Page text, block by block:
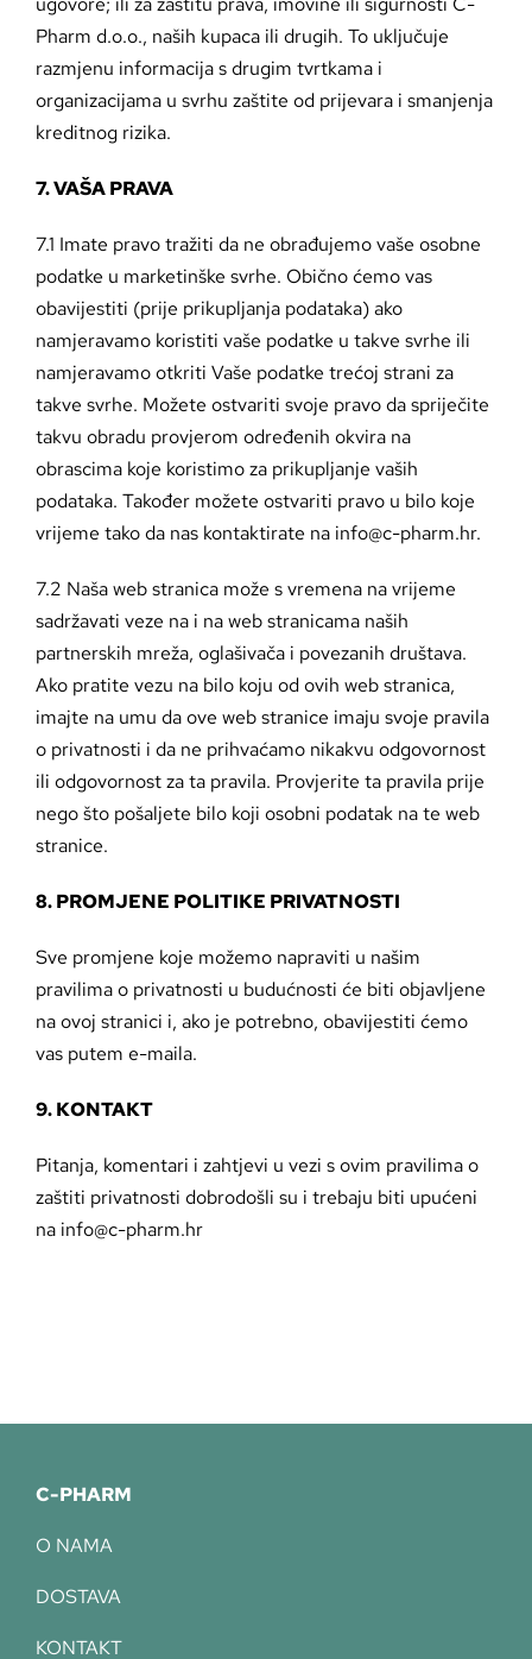
Pharm d.o.o., naših kupaca ili drugih. To uključuje
razmjenu informacija s drugim tvrtkama i
organizacijama u svrhu zaštite od prijevara i smanjenja
kreditnog rizika.
7. VAŠA PRAVA
7.1 Imate pravo tražiti da ne obrađujemo vaše osobne
podatke u marketinške svrhe. Obično ćemo vas
obavijestiti (prije prikupljanja podataka) ako
namjeravamo koristiti vaše podatke u takve svrhe ili
namjeravamo otkriti Vaše podatke trećoj strani za
takve svrhe. Možete ostvariti svoje pravo da spriječite
takvu obradu provjerom određenih okvira na
obrascima koje koristimo za prikupljanje vaših
podataka. Također možete ostvariti pravo u bilo koje
vrijeme tako da nas kontaktirate na info@c-pharm.hr.
7.2 Naša web stranica može s vremena na vrijeme
sadržavati veze na i na web stranicama naših
partnerskih mreža, oglašivača i povezanih društava.
Ako pratite vezu na bilo koju od ovih web stranica,
imajte na umu da ove web stranice imaju svoje pravila
o privatnosti i da ne prihvaćamo nikakvu odgovornost
ili odgovornost za ta pravila. Provjerite ta pravila prije
nego što pošaljete bilo koji osobni podatak na te web
stranice.
8. PROMJENE POLITIKE PRIVATNOSTI
Sve promjene koje možemo napraviti u našim
pravilima o privatnosti u budućnosti će biti objavljene
na ovoj stranici i, ako je potrebno, obavijestiti ćemo
vas putem e-maila.
9. KONTAKT
Pitanja, komentari i zahtjevi u vezi s ovim pravilima o
zaštiti privatnosti dobrodošli su i trebaju biti upućeni
na info@c-pharm.hr
C-PHARM
O NAMA
DOSTAVA
KONTAKT